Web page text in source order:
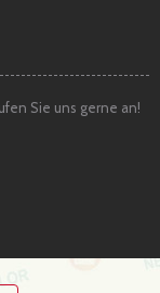
Sie uns gerne an!